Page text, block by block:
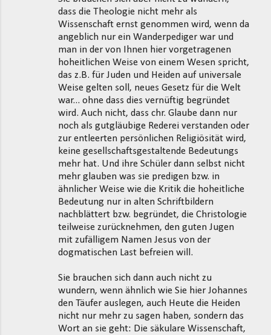
dass die Theologie nicht mehr als
Wissenschaft ernst genommen wird, wenn da
angeblich nur ein Wanderpediger war und
man in der von Ihnen hier vorgetragenen
hoheitlichen Weise von einem Wesen spricht,
das z.B. für Juden und Heiden auf universale
Weise gelten soll, neues Gesetz für die Welt
war... ohne dass dies vernüftig begründet
wird. Auch nicht, dass chr. Glaube dann nur
noch als gutgläubige Rederei verstanden oder
zur entleerten persönlichen Religiösität wird,
keine gesellschaftsgestaltende Bedeutungs
mehr hat. Und ihre Schüler dann selbst nicht
mehr glauben was sie predigen bzw. in
ähnlicher Weise wie die Kritik die hoheitliche
Bedeutung nur in alten Schriftbildern
nachblättert bzw. begründet, die Christologie
teilweise zurücknehmen, den guten Jugen
mit zufälligem Namen Jesus von der
dogmatischen Last befreien will.
Sie brauchen sich dann auch nicht zu
wundern, wenn ähnlich wie Sie hier Johannes
den Täufer auslegen, auch Heute die Heiden
nicht nur mehr zu sagen haben, sondern das
Wort an sie geht: Die säkulare Wissenschaft,